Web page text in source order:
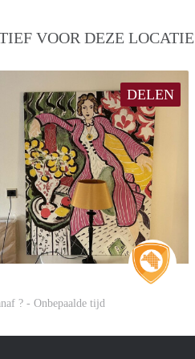
VOOR DEZE LOCATIE
DELEN
? - Onbepaalde tijd